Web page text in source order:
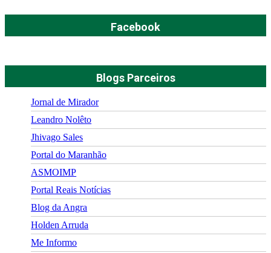
Facebook
Blogs Parceiros
Jornal de Mirador
Leandro Nolêto
Jhivago Sales
Portal do Maranhão
ASMOIMP
Portal Reais Notí­cias
Blog da Angra
Holden Arruda
Me Informo